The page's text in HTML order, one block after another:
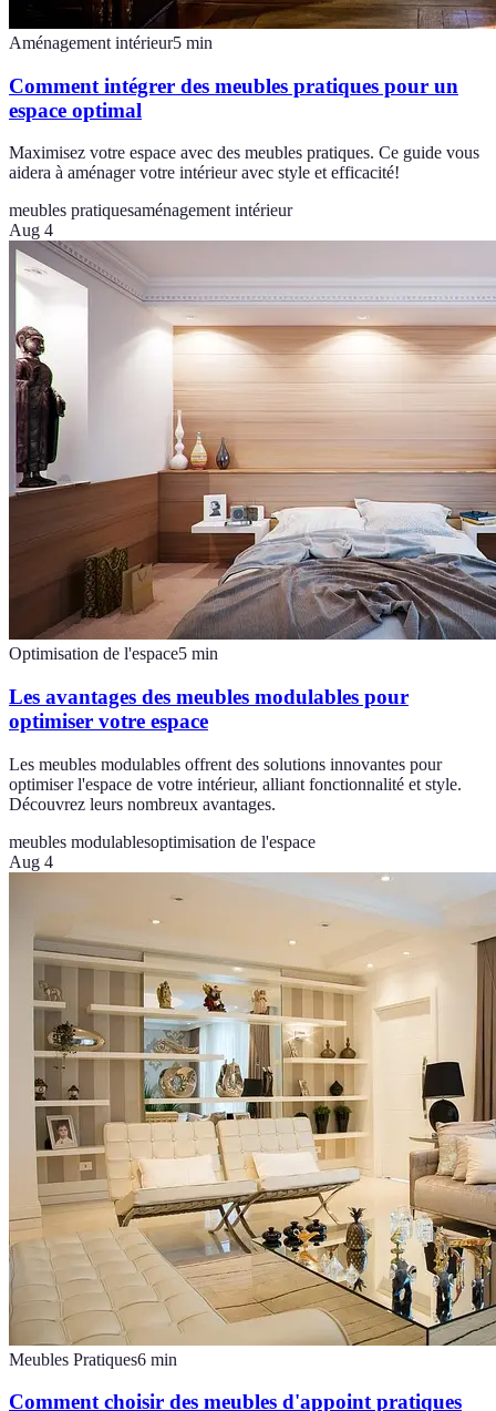
Aménagement intérieur5 min
Comment intégrer des meubles pratiques pour un
espace optimal
Maximisez votre espace avec des meubles pratiques. Ce guide vous
aidera à aménager votre intérieur avec style et efficacité!
meubles pratiquesaménagement intérieur
Aug 4
Optimisation de l'espace5 min
Les avantages des meubles modulables pour
optimiser votre espace
Les meubles modulables offrent des solutions innovantes pour
optimiser l'espace de votre intérieur, alliant fonctionnalité et style.
Découvrez leurs nombreux avantages.
meubles modulablesoptimisation de l'espace
Aug 4
Meubles Pratiques6 min
Comment choisir des meubles d'appoint pratiques